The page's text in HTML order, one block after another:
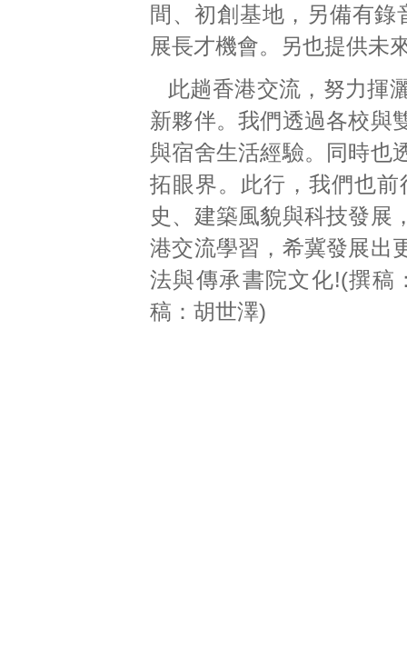
間、初創基地，另備有
展長才機會。另也提供未
此趟香港交流，努力揮
新夥伴。我們透過各校與
與宿舍生活經驗。同時也
拓眼界。此行，我們也
史、建築風貌與科技發展
港交流學習，希冀發展出
法與傳承書院文化!(撰稿
稿：胡世澤)